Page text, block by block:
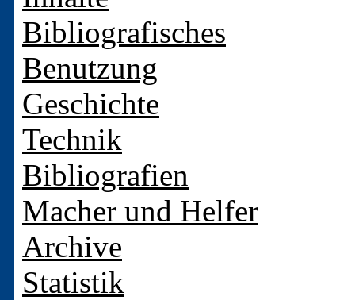
Bibliografisches
Benutzung
Geschichte
Technik
Bibliografien
Macher und Helfer
Archive
Statistik